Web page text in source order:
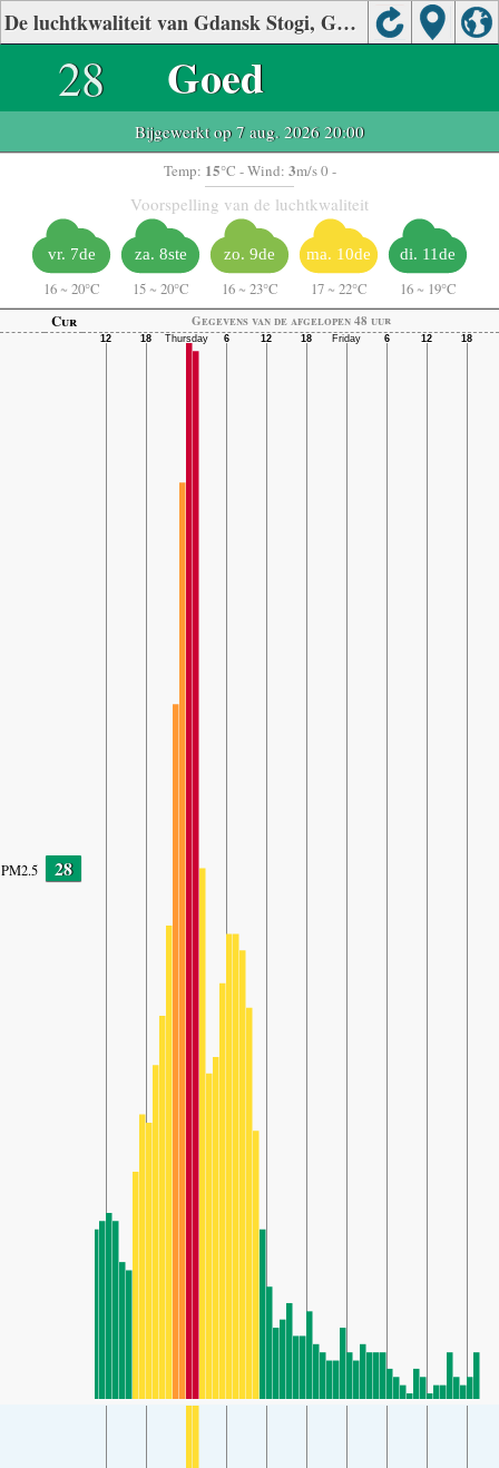
De luchtkwaliteit van Gdansk Stogi, Gdansk
28 Goed
Bijgewerkt op 7 aug. 2026 20:00
Temp: 15°C - Wind: 3m/s 0 -
Voorspelling van de luchtkwaliteit
vr. 7de
16 ~ 20°C
za. 8ste
15 ~ 20°C
zo. 9de
16 ~ 23°C
ma. 10de
17 ~ 22°C
di. 11de
16 ~ 19°C
Cur
Gegevens van de afgelopen 48 uur
PM2.5 28